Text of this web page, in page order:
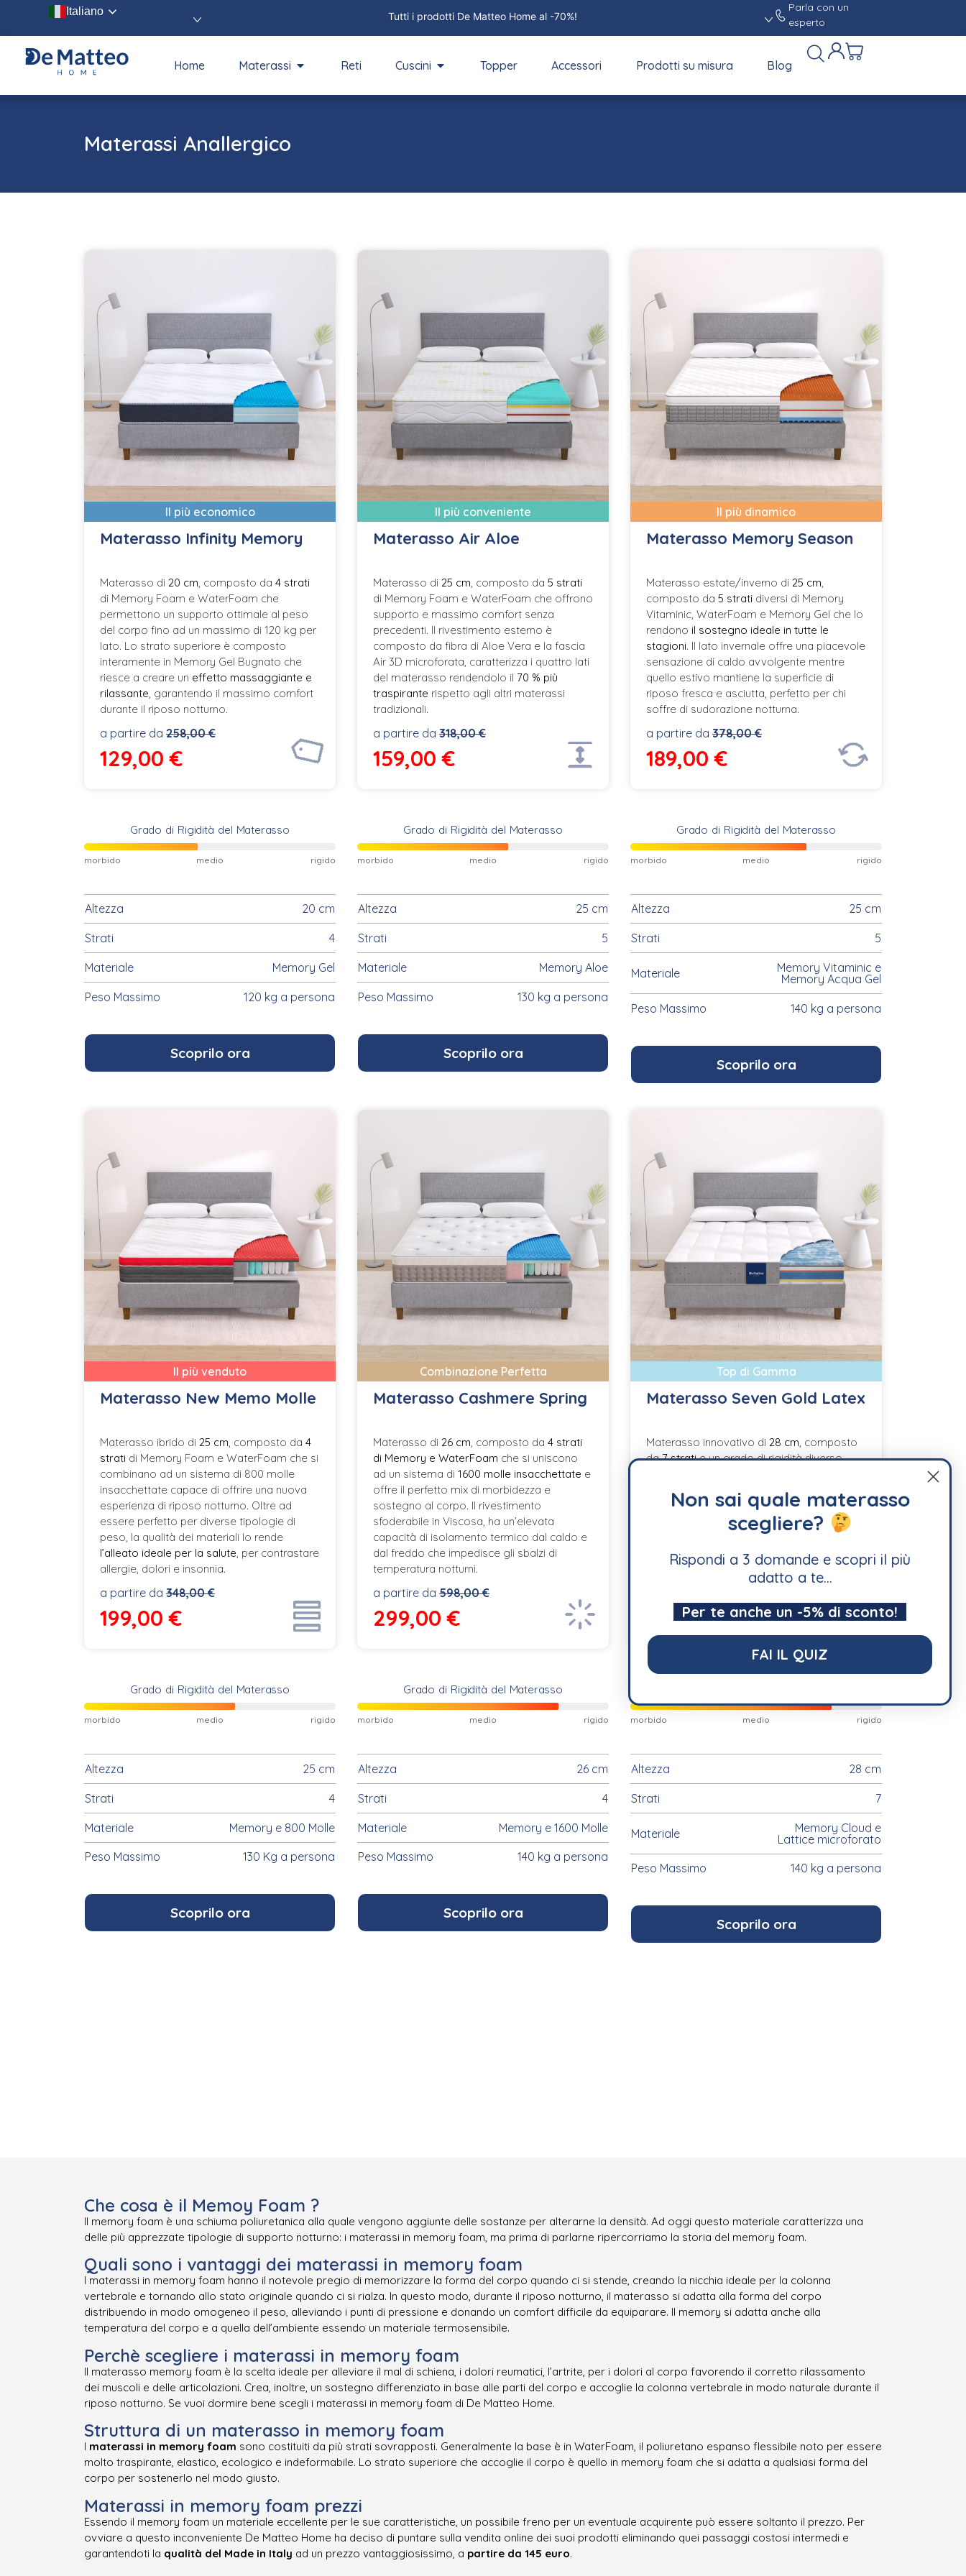
Italiano Tutti i prodotti De Matteo Home al -70%!
Parla con un
esperto
Home Materassi Reti Cuscini Topper Accessori Prodotti su misura Blog
Materassi Anallergico
Il più economico
Materasso Infinity Memory
Materasso di 20 cm , composto da 4 strati
di Memory Foam e WaterFoam che
permettono un supporto ottimale al peso
del corpo fino ad un massimo di 120 kg per
lato. Lo strato superiore è composto
interamente in Memory Gel Bugnato che
riesce a creare un effetto massaggiante e
rilassante , garantendo il massimo comfort
durante il riposo notturno.
a partire da 258,00 €
129,00€
Grado di Rigidità del Materasso
morbido medio rigido
Altezza 20 cm
Strati 4
Materiale Memory Gel
Peso Massimo 120 kg a persona
Scoprilo ora
Il più conveniente
Materasso Air Aloe
Materasso di 25 cm , composto da 5 strati
di Memory Foam e WaterFoam che offrono
supporto e massimo comfort senza
precedenti. Il rivestimento esterno è
composto da fibra di Aloe Vera e la fascia
Air 3D microforata, caratterizza i quattro lati
del materasso rendendolo il 70 % più
traspirante rispetto agli altri materassi
tradizionali.
a partire da 318,00 €
159,00€
Grado di Rigidità del Materasso
morbido medio rigido
Altezza 25 cm
Strati 5
Materiale Memory Aloe
Peso Massimo 130 kg a persona
Scoprilo ora
Il più dinamico
Materasso Memory Season
Materasso estate/inverno di 25 cm
composto da 5 strati diversi di Memory
Vitaminic, WaterFoam e Memory Gel che lo
rendono il sostegno ideale in tutte le
stagioni. Il lato invernale offre una piacevole
sensazione di caldo avvolgente mentre
quello estivo mantiene la superficie di
riposo fresca e asciutta, perfetto per chi
soffre di sudorazione notturna.
a partire da 378,00 €
189,00€
Grado di Rigidità del Materasso
morbido medio rigido
Altezza 25 cm
Strati 5
Materiale
Memory Vitaminic e
Memory Acqua Gel
Peso Massimo 140 kg a persona
Scoprilo ora
Il più venduto
Materasso New Memo Molle
Materasso ibrido di 25 cm, composto da 4
strati di Memory Foam e WaterFoam che si
combinano ad un sistema di 800 molle
insacchettate capace di offrire una nuova
esperienza di riposo notturno. Oltre ad
essere perfetto per diverse tipologie di
peso, la qualità dei materiali lo rende
l’alleato ideale per la salute, per contrastare
allergie, dolori e insonnia.
a partire da 348,00 €
199,00€
Grado di Rigidità del Materasso
morbido medio rigido
Altezza 25 cm
Strati 4
Materiale Memory e 800 Molle
Peso Massimo 130 Kg a persona
Scoprilo ora
Combinazione Perfetta
Materasso Cashmere Spring
Materasso di 26 cm, composto da 4 strati
di Memory e WaterFoam che si uniscono
ad un sistema di 1600 molle insacchettate e
offre il perfetto mix di morbidezza e
sostegno al corpo. Il rivestimento
sfoderabile in Viscosa, ha un’elevata
capacità di isolamento termico dal caldo e
dal freddo che impedisce gli sbalzi di
temperatura notturni.
a partire da 598,00 €
299,00€
Grado di Rigidità del Materasso
morbido medio rigido
Altezza 26 cm
Strati 4
Materiale Memory e 1600 Molle
Peso Massimo 140 kg a persona
Scoprilo ora
Top di Gamma
Materasso Seven Gold Latex
Materasso innovativo di 28 cm, composto
da7 stratie un grado di rigidità diverso
rivestimento in tessuto antistatico con
fascia di traspirazione 3D è sfoderabile e lo
strato in lattice microforato del materasso
piacevole sensazione di
freschezza
durante i periodi più caldi
dell’anno.
489,00€
morbido medio rigido
Altezza 28 cm
Strati 7
Materiale
Memory Cloud e
Lattice microforato
Peso Massimo 140 kg a persona
Scoprilo ora
Che cosa è il Memoy Foam ?
Il memory foam è una schiuma poliuretanica alla quale vengono aggiunte delle sostanze per alterarne la densità. Ad oggi questo materiale caratterizza una
delle più apprezzate tipologie di supporto notturno: i materassi in memory foam, ma prima di parlarne ripercorriamo la storia del memory foam.
Quali sono i vantaggi dei materassi in memory foam
I materassi in memory foam hanno il notevole pregio di memorizzare la forma del corpo quando ci si stende, creando la nicchia ideale per la colonna
vertebrale e tornando allo stato originale quando ci si rialza. In questo modo, durante il riposo notturno, il materasso si adatta alla forma del corpo
distribuendo in modo omogeneo il peso, alleviando i punti di pressione e donando un comfort difficile da equiparare. Il memory si adatta anche alla
temperatura del corpo e a quella dell’ambiente essendo un materiale termosensibile.
Perchè scegliere i materassi in memory foam
Il materasso memory foam è la scelta ideale per alleviare il mal di schiena, i dolori reumatici, l’artrite, per i dolori al corpo favorendo il corretto rilassamento
dei muscoli e delle articolazioni. Crea, inoltre, un sostegno differenziato in base alle parti del corpo e accoglie la colonna vertebrale in modo naturale durante il
riposo notturno. Se vuoi dormire bene scegli i materassi in memory foam di De Matteo Home.
Struttura di un materasso in memory foam
I materassi in memory foam sono costituiti da più strati sovrapposti. Generalmente la base è in WaterFoam, il poliuretano espanso flessibile noto per essere
molto traspirante, elastico, ecologico e indeformabile. Lo strato superiore che accoglie il corpo è quello in memory foam che si adatta a qualsiasi forma del
corpo per sostenerlo nel modo giusto.
Materassi in memory foam prezzi
Essendo il memory foam un materiale eccellente per le sue caratteristiche, un possibile freno per un eventuale acquirente può essere soltanto il prezzo. Per
ovviare a questo inconveniente De Matteo Home ha deciso di puntare sulla vendita online dei suoi prodotti eliminando quei passaggi costosi intermedi e
garantendoti la qualità del Made in Italy ad un prezzo vantaggiosissimo, a partire da 145 euro.
Non sai quale materasso
scegliere?
Rispondi a 3 domande e scopri il più
adatto a te...
Per te anche un -5% di sconto!
FAI IL QUIZ